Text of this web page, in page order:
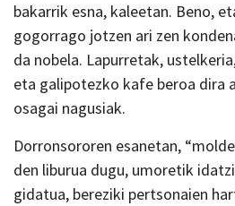
bakarrik esna, kaleetan. Beno,
gogorrago jotzen ari zen
da nobela. Lapurretak,
eta galipotezko kafe beroa dira
osagai nagusiak.
Dorronsororen esanetan,
den liburua dugu, umoretik
gidatua, bereziki pertsonaien